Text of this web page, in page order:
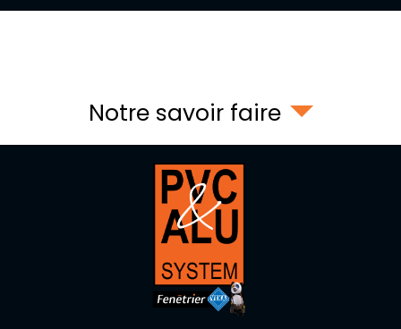
Notre savoir faire